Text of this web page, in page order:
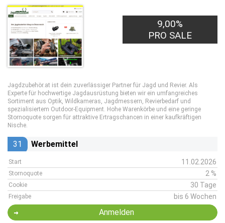
9,00%
PRO SALE
Jagdzubehör.at ist dein zuverlässiger Partner für Jagd und Revier. Als
Experte für hochwertige Jagdausrüstung bieten wir ein umfangreiches
Sortiment aus Optik, Wildkameras, Jagdmessern, Revierbedarf und
spezialisiertem Outdoor-Equipment. Hohe Warenkörbe und eine geringe
Stornoquote sorgen für attraktive Ertragschancen in einer kaufkräftigen
Nische.
31 Werbemittel
Start 11.02.2026
Stornoquote 2 %
Cookie 30 Tage
Freigabe bis 6 Wochen
Anmelden